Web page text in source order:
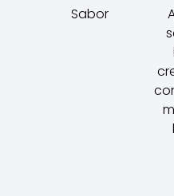
Sabor